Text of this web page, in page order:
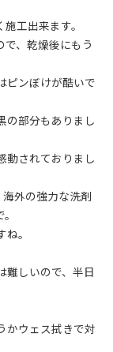
工出来ます。
、乾燥後にもう
ピンぼけが酷いで
の部分もありまし
動されておりまし
外の強力な洗剤
。
難しいので、半日
かウェス拭きで対